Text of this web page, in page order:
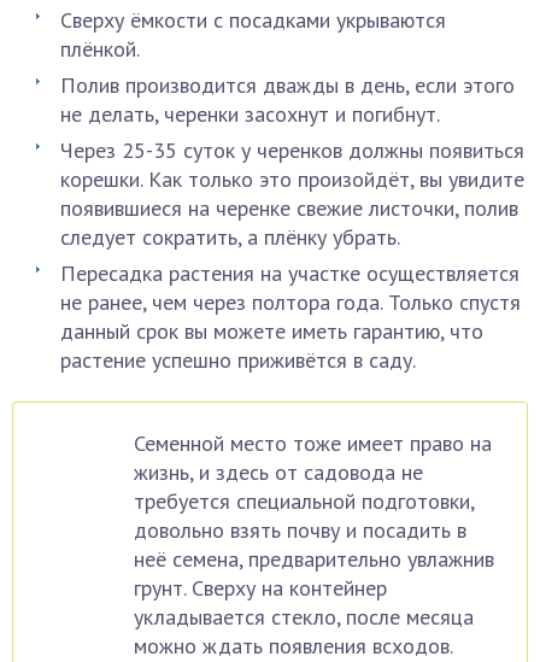
Сверху ёмкости с посадками укрываются
плёнкой.
Полив производится дважды в день, если этого
не делать, черенки засохнут и погибнут.
Через 25-35 суток у черенков должны появиться
корешки. Как только это произойдёт, вы увидите
появившиеся на черенке свежие листочки, полив
следует сократить, а плёнку убрать.
Пересадка растения на участке осуществляется
не ранее, чем через полтора года. Только спустя
данный срок вы можете иметь гарантию, что
растение успешно приживётся в саду.
Семенной место тоже имеет право на
жизнь, и здесь от садовода не
требуется специальной подготовки,
довольно взять почву и посадить в
неё семена, предварительно увлажнив
грунт. Сверху на контейнер
укладывается стекло, после месяца
можно ждать появления всходов.